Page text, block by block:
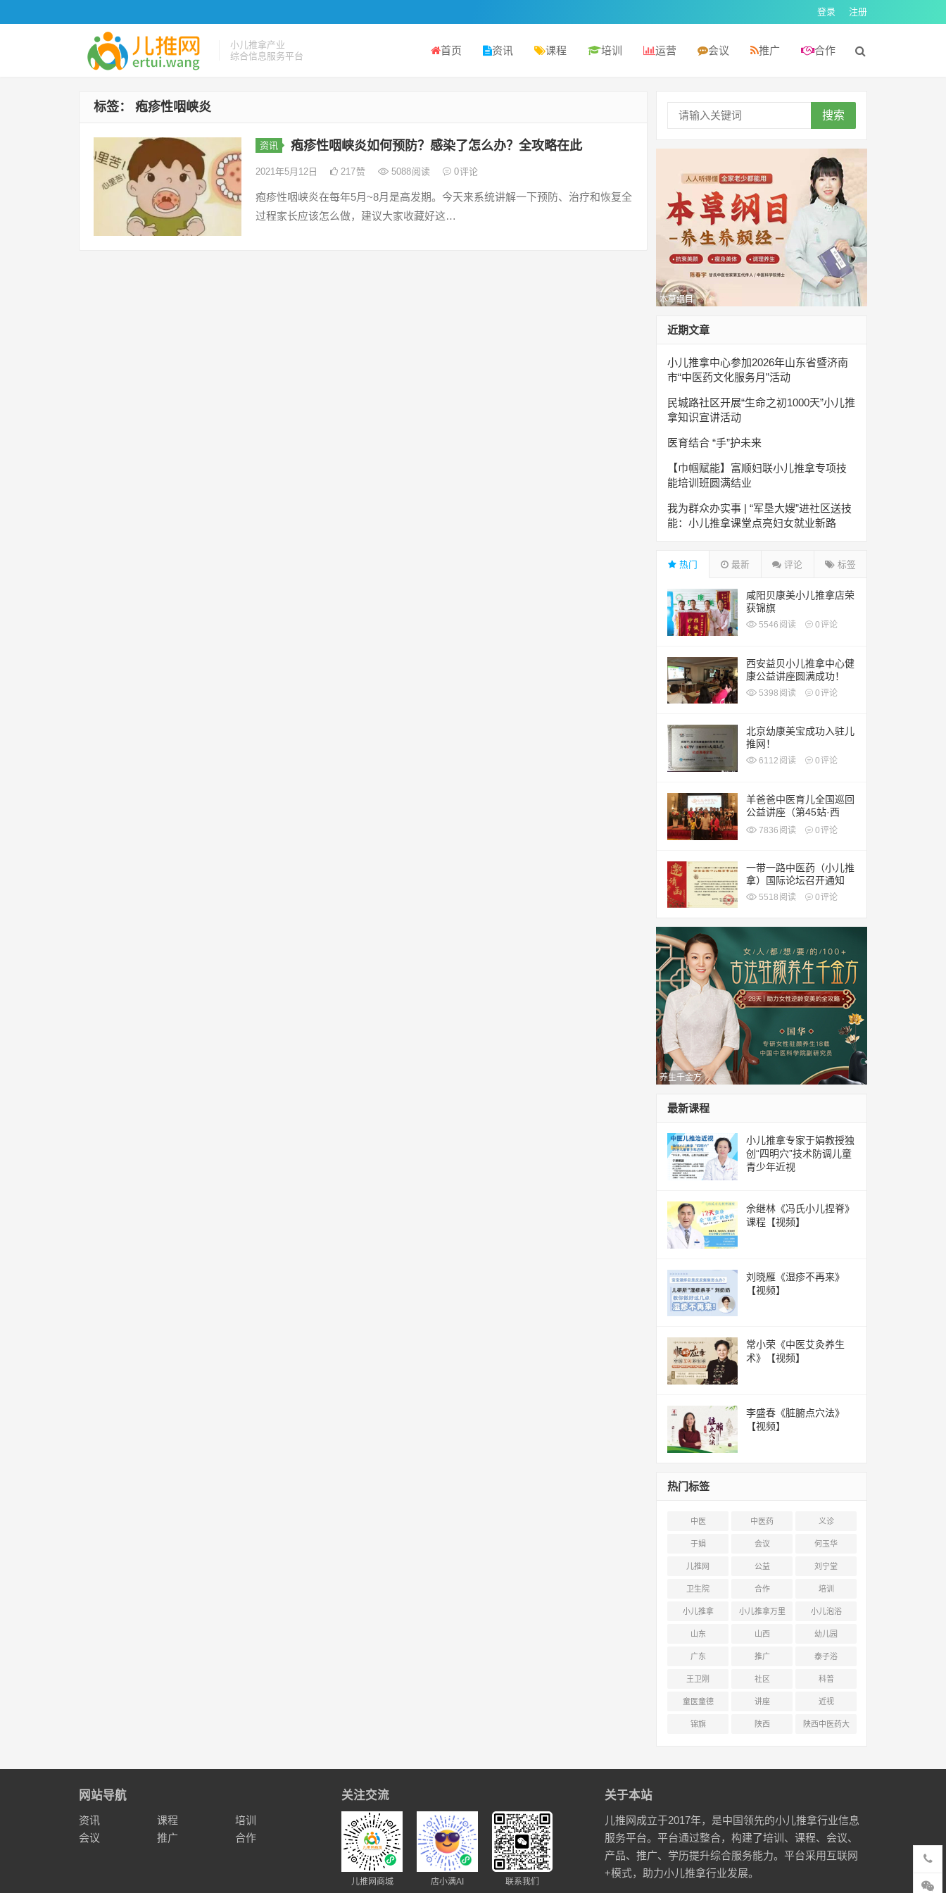
登录 注册
小儿推拿产业
综合信息服务平台
首页 资讯 课程 培训 运营 会议 推广 合作
标签： 疱疹性咽峡炎
资讯 疱疹性咽峡炎如何预防？感染了怎么办？全攻略在此
2021年5月12日 217赞 5088阅读 0评论
疱疹性咽峡炎在每年5月~8月是高发期。今天来系统讲解一下预防、治疗和恢复全
过程家长应该怎么做，建议大家收藏好这…
搜索
本草纲目
近期文章
小儿推拿中心参加2026年山东省暨济南
市“中医药文化服务月”活动
民城路社区开展“生命之初1000天”小儿推
拿知识宣讲活动
医育结合 “手”护未来
【巾帼赋能】富顺妇联小儿推拿专项技
能培训班圆满结业
我为群众办实事 | “军垦大嫂”进社区送技
能：小儿推拿课堂点亮妇女就业新路
热门 最新 评论 标签
咸阳贝康美小儿推拿店荣
获锦旗
5546 阅读 0评论
西安益贝小儿推拿中心健
康公益讲座圆满成功！
5398 阅读 0评论
北京幼康美宝成功入驻儿
推网！
6112 阅读 0评论
羊爸爸中医育儿全国巡回
公益讲座（第45站·西
安）7836 阅读 0评论
一带一路中医药（小儿推
拿）国际论坛召开通知
5518 阅读 0评论
养生千金方
最新课程
小儿推拿专家于娟教授独
创“四明穴”技术防调儿童
青少年近视
佘继林《冯氏小儿捏脊》
课程【视频】
刘晓雁《湿疹不再来》
【视频】
常小荣《中医艾灸养生
术》【视频】
李盛春《脏腑点穴法》
【视频】
热门标签
中医 中医药 义诊
于娟 会议 何玉华
儿推网 公益 刘宁堂
卫生院 合作 培训
小儿推拿 小儿推拿万里
行
小儿泡浴
山东 山西 幼儿园
广东 推广 泰子浴
王卫刚 社区 科普
童医童德 讲座 近视
锦旗 陕西 陕西中医药大
网站导航
资讯 课程
培训
会议
推广 合作
关注交流
儿推网商城 店小满AI 联系我们
关于本站
儿推网成立于2017年，是中国领先的小儿推拿行业信息
服务平台。平台通过整合，构建了培训、课程、会议、
产品、推广、学历提升综合服务能力。平台采用互联网
+模式，助力小儿推拿行业发展。